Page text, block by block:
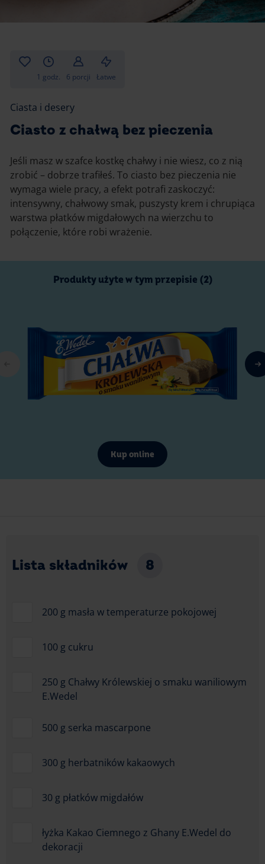
Inne
Ciasta i desery
Napoje i koktajle
Desery i przekąski
1 godz. 6 porcji Łatwe
Ciasta i desery
Ciasto z chałwą bez pieczenia
Jeśli masz w szafce kostkę chałwy i nie wiesz, co z nią
zrobić – dobrze trafiłeś. To ciasto bez pieczenia nie
wymaga wiele pracy, a efekt potrafi zaskoczyć:
intensywny, chałwowy smak, puszysty krem i chrupiąca
warstwa płatków migdałowych na wierzchu to
połączenie, które robi wrażenie.
Produkty użyte w tym przepisie (2)
Kup online
Lista składników 8
200 g masła w temperaturze pokojowej
100 g cukru
250 g Chałwy Królewskiej o smaku waniliowym
E.Wedel
500 g serka mascarpone
300 g herbatników kakaowych
30 g płatków migdałów
łyżka Kakao Ciemnego z Ghany E.Wedel do
dekoracji